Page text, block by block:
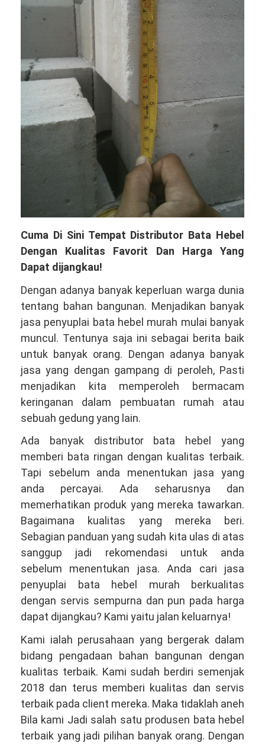
Cuma Di Sini Tempat Distributor Bata Hebel
Dengan Kualitas Favorit Dan Harga Yang
Dapat dijangkau!
Dengan adanya banyak keperluan warga dunia
tentang bahan bangunan. Menjadikan banyak
jasa penyuplai bata hebel murah mulai banyak
muncul. Tentunya saja ini sebagai berita baik
untuk banyak orang. Dengan adanya banyak
jasa yang dengan gampang di peroleh, Pasti
menjadikan kita memperoleh bermacam
keringanan dalam pembuatan rumah atau
sebuah gedung yang lain.
Ada banyak distributor bata hebel yang
memberi bata ringan dengan kualitas terbaik.
Tapi sebelum anda menentukan jasa yang
anda percayai. Ada seharusnya dan
memerhatikan produk yang mereka tawarkan.
Bagaimana kualitas yang mereka beri.
Sebagian panduan yang sudah kita ulas di atas
sanggup jadi rekomendasi untuk anda
sebelum menentukan jasa. Anda cari jasa
penyuplai bata hebel murah berkualitas
dengan servis sempurna dan pun pada harga
dapat dijangkau? Kami yaitu jalan keluarnya!
Kami ialah perusahaan yang bergerak dalam
bidang pengadaan bahan bangunan dengan
kualitas terbaik. Kami sudah berdiri semenjak
2018 dan terus memberi kualitas dan servis
terbaik pada client mereka. Maka tidaklah aneh
Bila kami Jadi salah satu produsen bata hebel
terbaik yang jadi pilihan banyak orang. Dengan